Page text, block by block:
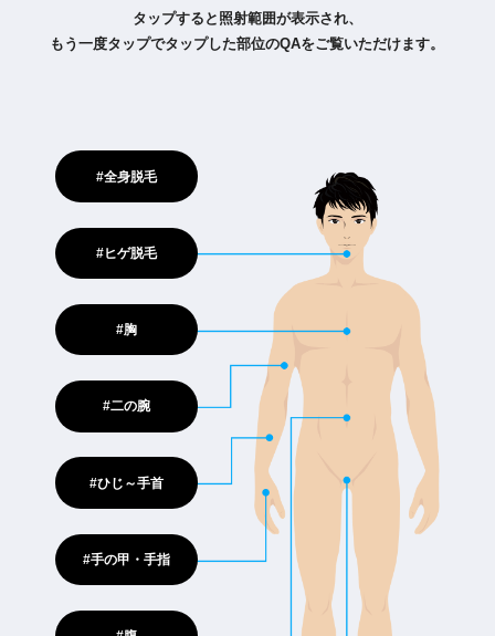
タップすると照射範囲が表示され、
もう一度タップでタップした部位のQAをご覧いただけます。
#全身脱毛
#ヒゲ脱毛
#胸
#二の腕
#ひじ～手首
#手の甲・手指